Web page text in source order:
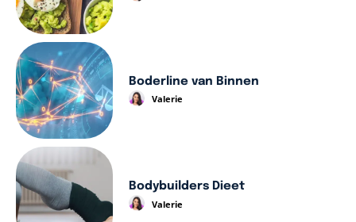
Boderline van Binnen
Valerie
Bodybuilders Dieet
Valerie